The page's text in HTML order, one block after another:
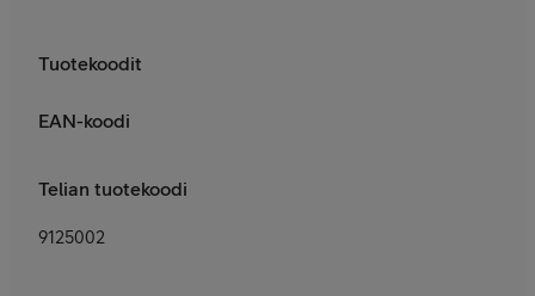
Tuotekoodit
EAN-koodi
Telian tuotekoodi
9125002